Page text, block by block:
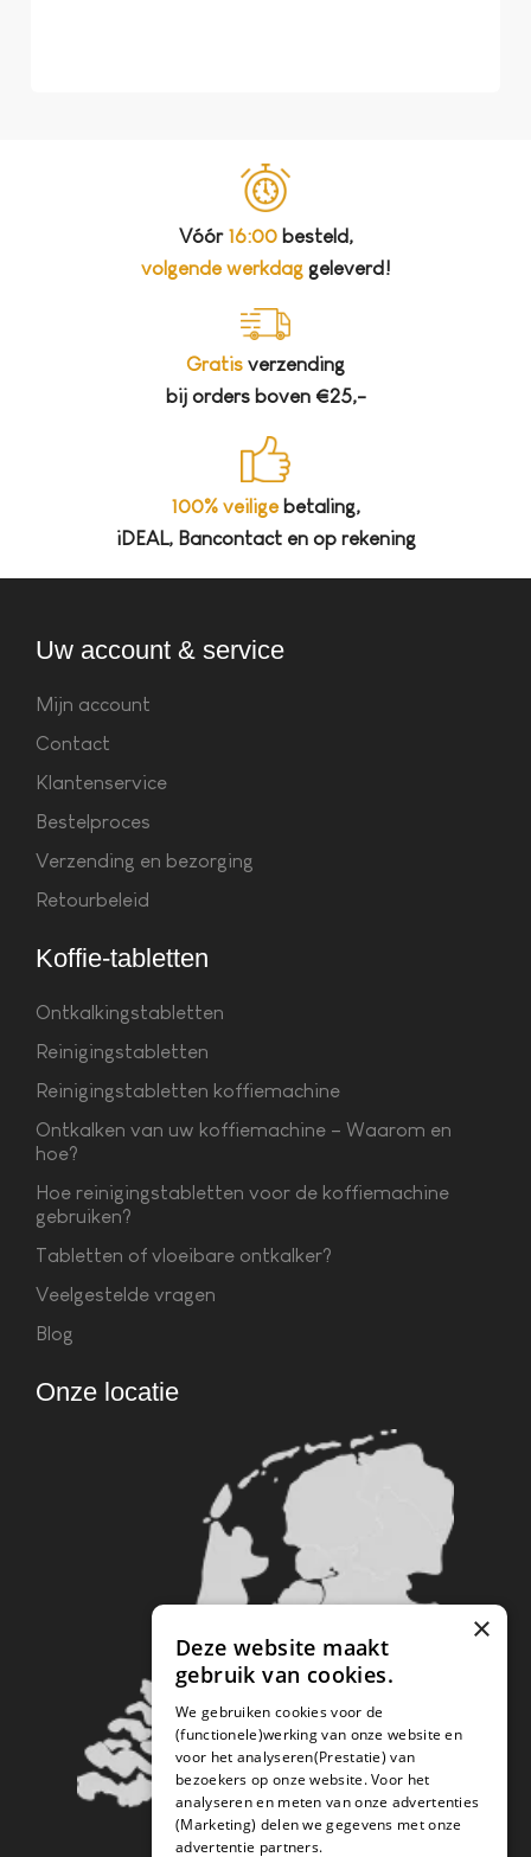
Vóór 16:00besteld,
volgende werkdaggeleverd!
Gratis verzending
bij orders boven €25,-
100% veiligebetaling,
iDEAL, Bancontact en op rekening
Uw account & service
Mijn account
Contact
Klantenservice
Bestelproces
Verzending en bezorging
Retourbeleid
Koffie-tabletten
Ontkalkingstabletten
Reinigingstabletten
Reinigingstabletten koffiemachine
Ontkalken van uw koffiemachine – Waarom en
hoe?
Hoe reinigingstabletten voor de koffiemachine
gebruiken?
Tabletten of vloeibare ontkalker?
Veelgestelde vragen
Blog
Onze locatie
×
Deze website maakt
gebruik van cookies.
We gebruiken cookies voor de
(functionele)werking van onze website en
voor het analyseren(Prestatie) van
bezoekers op onze website. Voor het
analyseren en meten van onze advertenties
(Marketing) delen we gegevens met onze
advertentie partners.